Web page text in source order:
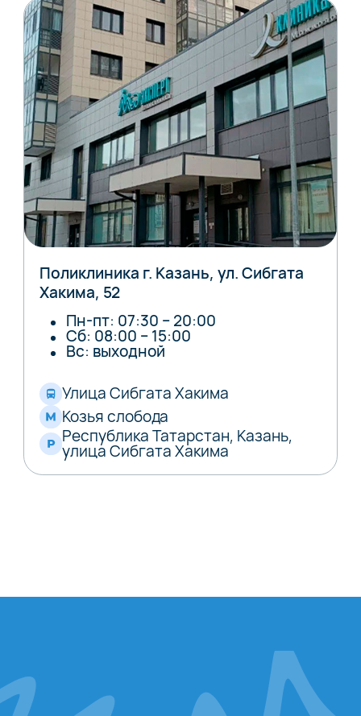
Поликлиника г. Казань, ул. Сибгата
Хакима, 52
Пн-пт: 07:30 – 20:00
Сб: 08:00 – 15:00
Вс: выходной
Улица Сибгата Хакима
Козья слобода
Республика Татарстан, Казань,
улица Сибгата Хакима